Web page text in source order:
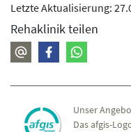
Letzte Aktualisierung:
Rehaklinik teilen
Unser
Das afgis-